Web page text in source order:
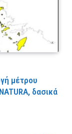
μέτρου
δασικά